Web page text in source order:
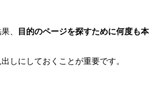
、
目的のページを探すために何度も本
しにしておくことが重要です。